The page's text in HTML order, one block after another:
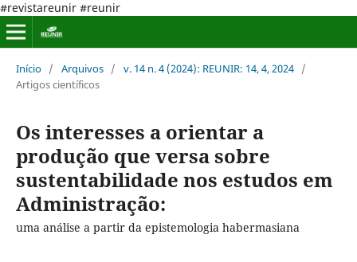
#revistareunir #reunir
Início / Arquivos / v. 14 n. 4 (2024): REUNIR: 14, 4, 2024 /
Artigos científicos
Os interesses a orientar a
produção que versa sobre
sustentabilidade nos estudos em
Administração:
uma análise a partir da epistemologia habermasiana